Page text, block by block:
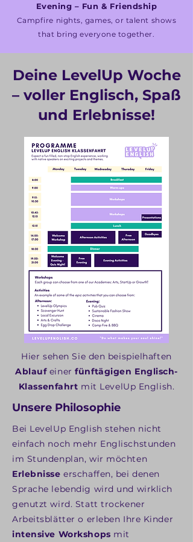
Evening – Fun & Friendship
Campfire nights, games, or talent shows
that bring everyone together.
Deine LevelUp Woche
– voller Englisch, Spaß
und Erlebnisse!
Hier sehen Sie den beispielhaften
Ablaufeinerfünftägigen Englisch-
Klassenfahrt mit LevelUp English.
Unsere Philosophie
Bei LevelUp English stehen nicht
einfach noch mehr Englischstunden
im Stundenplan, wir möchten
Erlebnisse erschaffen, bei denen
Sprache lebendig wird und wirklich
genutzt wird. Statt trockener
Arbeitsblätter o erleben Ihre Kinder
intensive Workshops mit